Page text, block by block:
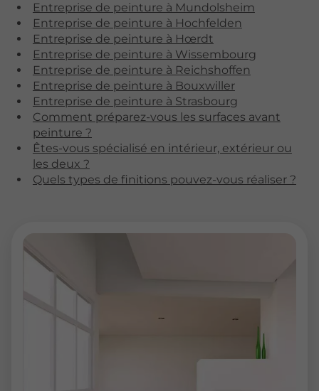
Entreprise de peinture à Mundolsheim
Entreprise de peinture à Hochfelden
Entreprise de peinture à Hœrdt
Entreprise de peinture à Wissembourg
Entreprise de peinture à Reichshoffen
Entreprise de peinture à Bouxwiller
Entreprise de peinture à Strasbourg
Comment préparez-vous les surfaces avant
peinture ?
Êtes-vous spécialisé en intérieur, extérieur ou
les deux ?
Quels types de finitions pouvez-vous réaliser ?